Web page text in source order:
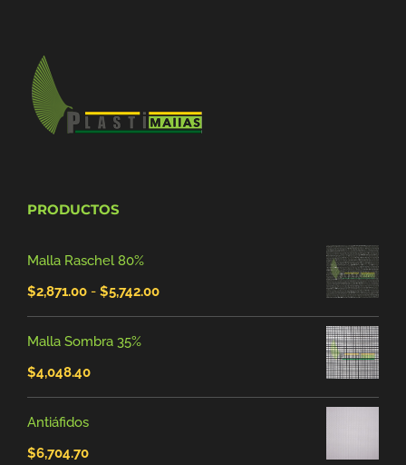
PRODUCTOS
Malla Raschel 80%
$2,871.00 - $5,742.00Rango
de
Malla Sombra 35%
$4,048.40
Antiáfidos
$6,704.70